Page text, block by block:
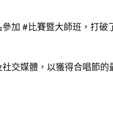
加 #比賽暨大師班，打破
交媒體，以獲得合唱節的